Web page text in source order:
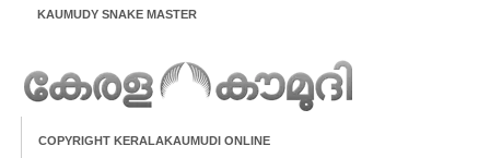
KAUMUDY SNAKE MASTER
COPYRIGHT KERALAKAUMUDI ONLINE